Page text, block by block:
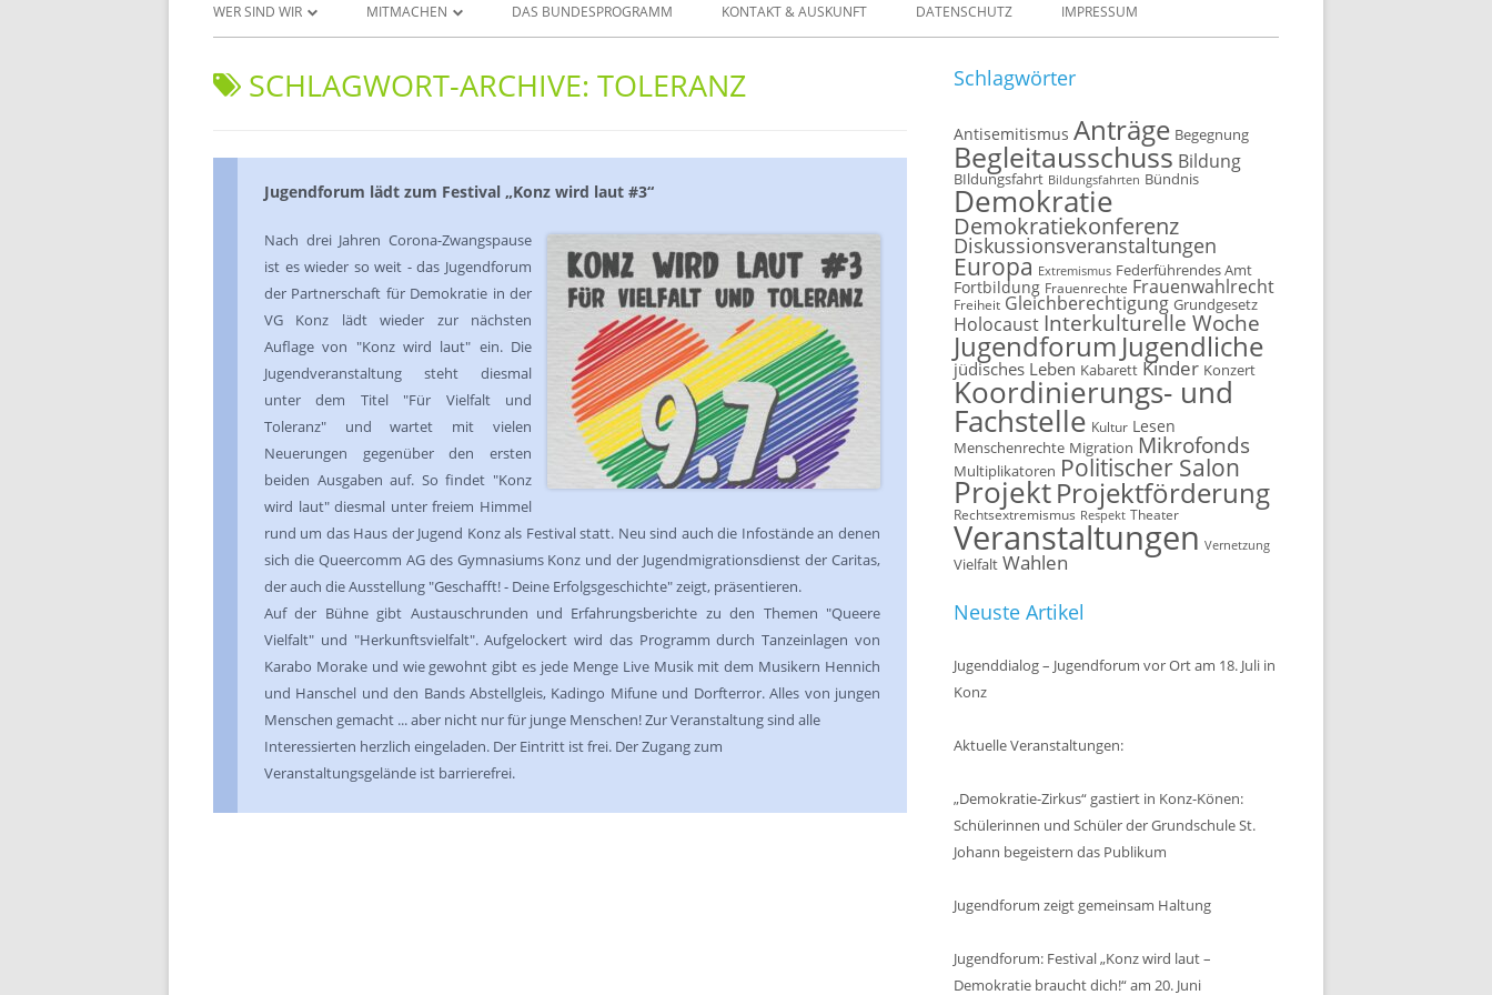
WER SIND WIR
UNSERE AKTIVITÄTEN
DAS BERATUNGSGREMIUM
MITMACHEN DAS BUNDESPROGRAMM KONTAKT & AUSKUNFT DATENSCHUTZ IMPRESSUM
SCHLAGWORT-ARCHIVE: TOLERANZ
Jugendforum lädt zum Festival „Konz wird laut #3“
Nach drei Jahren Corona-Zwangspause
ist es wieder so weit - das Jugendforum
der Partnerschaft für Demokratie in der
VG Konz lädt wieder zur nächsten
Auflage von "Konz wird laut" ein. Die
Jugendveranstaltung steht diesmal
unter dem Titel "Für Vielfalt und
Toleranz" und wartet mit vielen
Neuerungen gegenüber den ersten
beiden Ausgaben auf. So findet "Konz
wird laut" diesmal unter freiem Himmel
rund um das Haus der Jugend Konz als Festival statt. Neu sind auch die Infostände an denen
sich die Queercomm AG des Gymnasiums Konz und der Jugendmigrationsdienst der Caritas,
der auch die Ausstellung "Geschafft! - Deine Erfolgsgeschichte" zeigt, präsentieren.
Auf der Bühne gibt Austauschrunden und Erfahrungsberichte zu den Themen "Queere
Vielfalt" und "Herkunftsvielfalt". Aufgelockert wird das Programm durch Tanzeinlagen von
Karabo Morake und wie gewohnt gibt es jede Menge Live Musik mit dem Musikern Hennich
und Hanschel und den Bands Abstellgleis, Kadingo Mifune und Dorfterror.Alles von jungen
Menschen gemacht ... aber nicht nur für junge Menschen!Zur Veranstaltung sind alle
Interessierten herzlich eingeladen. Der Eintritt ist frei. Der Zugang zum
Veranstaltungsgelände ist barrierefrei.
Schlagwörter
Antisemitismus Anträge Begegnung
Begleitausschuss Bildung
BIldungsfahrt Bildungsfahrten Bündnis
Demokratie
Demokratiekonferenz
Diskussionsveranstaltungen
Europa Extremismus Federführendes Amt
Fortbildung Frauenrechte Frauenwahlrecht
Freiheit Gleichberechtigung Grundgesetz
Holocaust Interkulturelle Woche
Jugendforum Jugendliche
jüdisches Leben Kabarett Kinder Konzert
Koordinierungs- und
Fachstelle Kultur Lesen
Menschenrechte Migration Mikrofonds
Multiplikatoren Politischer Salon
ProjektProjektförderung
Rechtsextremismus Respekt Theater
Veranstaltungen Vernetzung
Vielfalt Wahlen
Neuste Artikel
Jugenddialog – Jugendforum vor Ort am 18. Juli in
Konz
Aktuelle Veranstaltungen:
„Demokratie-Zirkus“ gastiert in Konz-Könen:
Schülerinnen und Schüler der Grundschule St.
Johann begeistern das Publikum
Jugendforum zeigt gemeinsam Haltung
Jugendforum: Festival „Konz wird laut –
Demokratie braucht dich!“ am 20. Juni